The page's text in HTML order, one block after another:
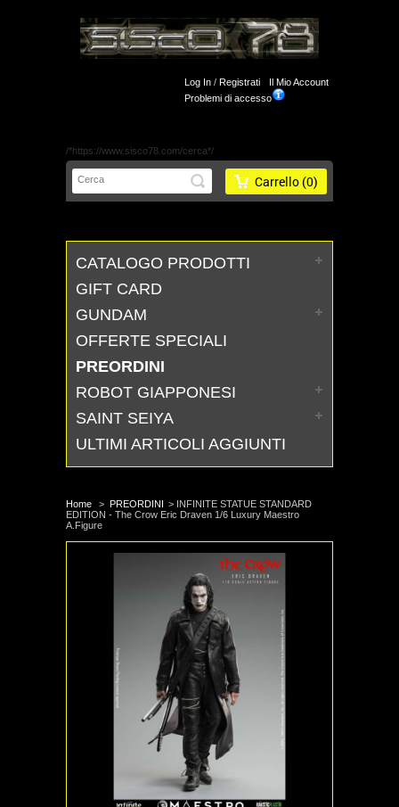
/*https://www.sisco78.com/cerca*/
Log In / Registrati
Il Mio Account
Problemi di accesso
Carrello (0)
CATALOGO PRODOTTI
GIFT CARD
GUNDAM
OFFERTE SPECIALI
PREORDINI
ROBOT GIAPPONESI
SAINT SEIYA
ULTIMI ARTICOLI AGGIUNTI
Home > PREORDINI > INFINITE STATUE STANDARD
EDITION - The Crow Eric Draven 1/6 Luxury Maestro
A.Figure